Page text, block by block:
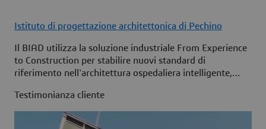
Istituto di progettazione architettonica di Pechino
Il BIAD utilizza la soluzione industriale From Experience
to Construction per stabilire nuovi standard di
riferimento nell'architettura ospedaliera intelligente,
ad una progettazione e una simulazione avanzate.
Testimonianza cliente